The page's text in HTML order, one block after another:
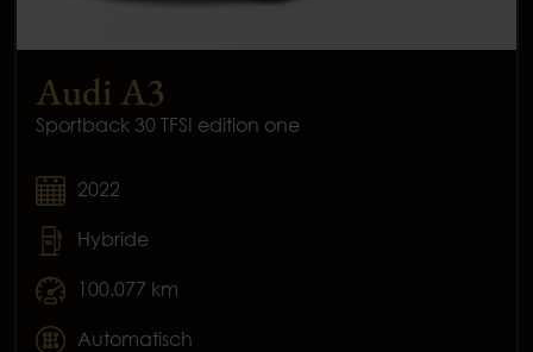
Audi A3
Sportback 30 TFSI edition one
2022
Hybride
100.077 km
Automatisch